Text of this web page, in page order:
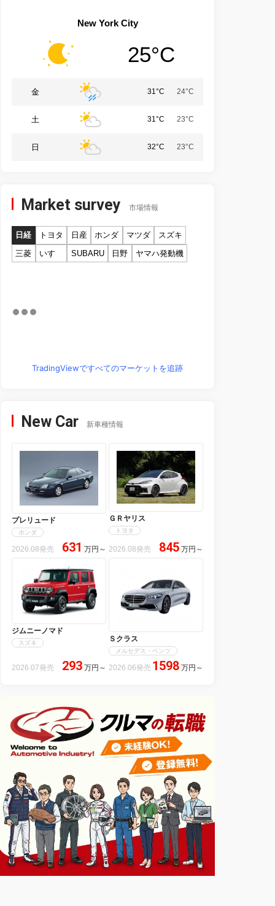
New York City
25°C
金 31°C 24°C
土 31°C 23°C
日 32°C 23°C
Market survey 市場情報
日経 トヨタ 日産 ホンダ マツダ
スズキ
三菱
いすゞ SUBARU 日野 ヤマハ発動機
TradingViewですべてのマーケットを追跡
New Car 新車種情報
プレリュード
ホンダ
2026.08発売 631 万円 ～
ＧＲヤリス
トヨタ
2026.08発売 845 万円 ～
ジムニーノマド
スズキ
2026.07発売 293 万円 ～
Ｓクラス
メルセデス・ベンツ
2026.06発売 1598 万円 ～